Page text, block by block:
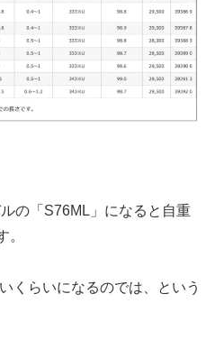
の「S76ML」になると自重
。
くらいになるのでは、という